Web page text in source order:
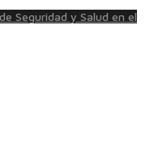
Seguridad y Salud en el